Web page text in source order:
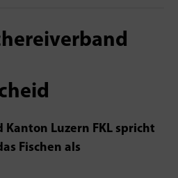
Kanton Luzern FKL spricht
Fischen als